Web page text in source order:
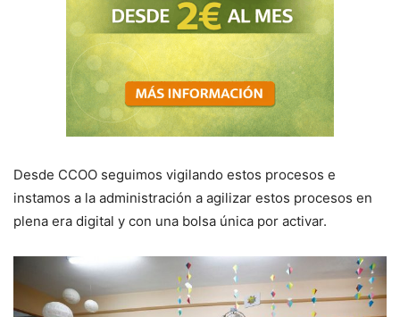
Desde CCOO seguimos vigilando estos procesos e
instamos a la administración a agilizar estos procesos en
plena era digital y con una bolsa única por activar.